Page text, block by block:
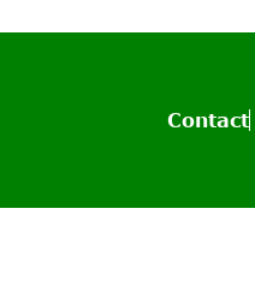
Contact